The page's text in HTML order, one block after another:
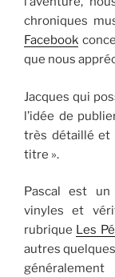
chroniques
Facebook
que nous
Jacques qui
l’idée de
très détaillé et
titre ».
Pascal est un
vinyles et
rubrique Les
autres